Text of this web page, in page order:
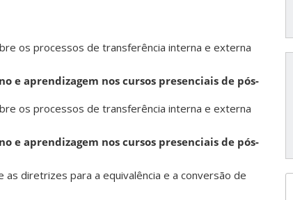
os processos de transferência interna e externa
e aprendizagem nos cursos presenciais de pós-
os processos de transferência interna e externa
e aprendizagem nos cursos presenciais de pós-
as diretrizes para a equivalência e a conversão de